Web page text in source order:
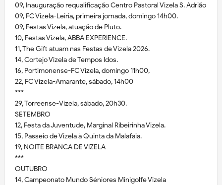
09, Inauguração requalificação Centro Pastoral Vizela S. Adrião
09, FC Vizela-Leiria, primeira jornada, domingo 14h00.
09, Festas Vizela, atuação de Pluto.
10, Festas Vizela, ABBA EXPERIENCE.
11, The Gift atuam nas Festas de Vizela 2026.
14, Cortejo Vizela de Tempos Idos.
16, Portimonense-FC Vizela, domingo 11h00,
22, FC Vizela-Amarante, sábado, 14h00
***
29, Torreense-Vizela, sábado, 20h30.
SETEMBRO
12, Festa da Juventude, Marginal Ribeirinha Vizela.
15, Passeio de Vizela à Quinta da Malafaia.
19, NOITE BRANCA DE VIZELA
***
OUTUBRO
14, Campeonato Mundo Séniores Minigolfe Vizela